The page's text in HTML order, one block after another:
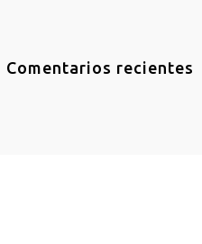
Comentarios recientes